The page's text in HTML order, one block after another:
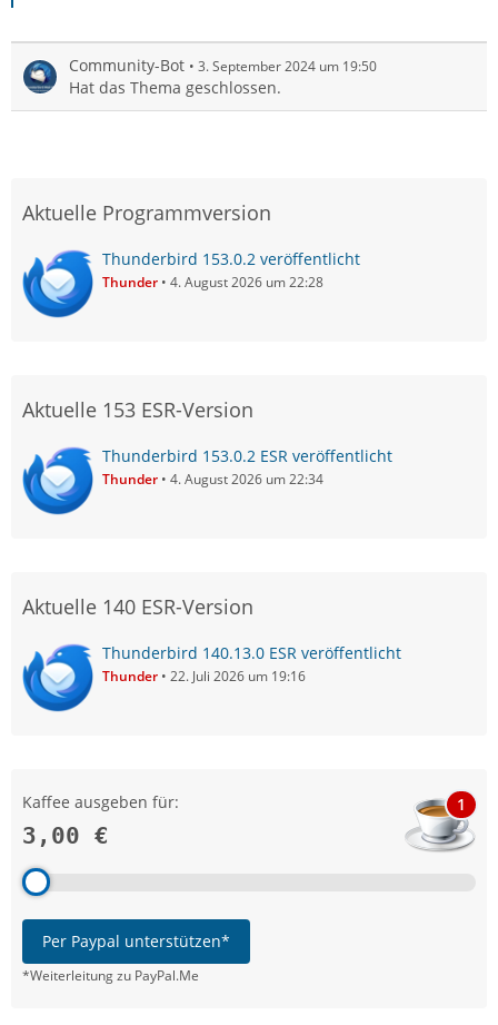
Community-Bot 3. September 2024 um 19:50
Hat das Thema geschlossen.
Aktuelle Programmversion
Thunderbird 153.0.2 veröffentlicht
Thunder 4. August 2026 um 22:28
Aktuelle 153 ESR-Version
Thunderbird 153.0.2 ESR veröffentlicht
Thunder 4. August 2026 um 22:34
Aktuelle 140 ESR-Version
Thunderbird 140.13.0 ESR veröffentlicht
Thunder 22. Juli 2026 um 19:16
Kaffee ausgeben für:
3,00 €
1
Per Paypal unterstützen*
*Weiterleitung zu PayPal.Me